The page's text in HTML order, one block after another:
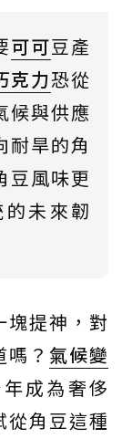
可可豆產
克力恐從
候與供應
耐旱的角
豆風味更
未來韌
提神，對
？ 氣候變
成為奢侈
從角豆這種